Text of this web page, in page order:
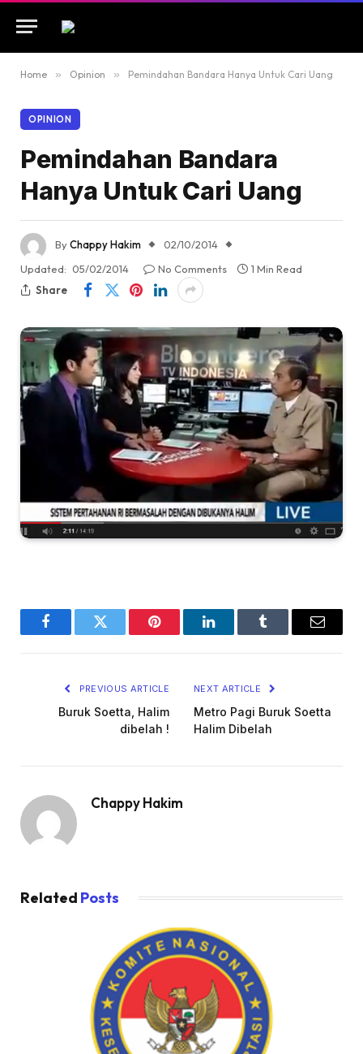
Home » Opinion » Pemindahan Bandara Hanya Untuk Cari Uang
OPINION
Pemindahan Bandara
Hanya Untuk Cari Uang
ByChappy Hakim
02/10/2014
Updated: 05/02/2014 No Comments
1 Min Read
Share
FacebookTwitter Pinterest LinkedInTumblr Email
PREVIOUS ARTICLE
Buruk Soetta, Halim
dibelah !
NEXT ARTICLE
Metro Pagi Buruk Soetta
Halim Dibelah
Chappy Hakim
Related Posts